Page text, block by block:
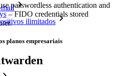
mail
ilimitados
planos empresariais
passwordless authentication and
– FIDO credentials stored